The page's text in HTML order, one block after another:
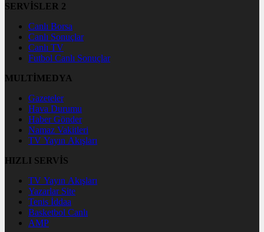
SERVİSLER 2
Canlı Borsa
Canlı Sonuçlar
Canlı TV
Futbol Canlı Sonuçlar
MULTİMEDYA
Gazeteler
Hava Durumu
Haber Gönder
Namaz Vakitleri
TV Yayın Akışları
HIZLI SERVİS
TV Yayın Akışları
Yazarlar Site
Tenis İddaa
Basketbol Canlı
AMP